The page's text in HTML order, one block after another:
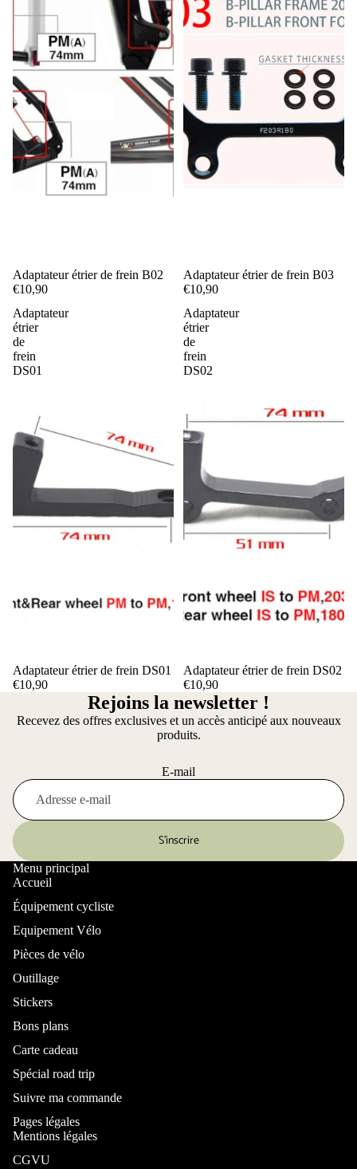
Adaptateur étrier de frein B02
€10,90
Adaptateur étrier de frein B03
€10,90
Adaptateur
étrier
de
frein
DS01
Adaptateur étrier de frein DS01
€10,90
Adaptateur
étrier
de
frein
DS02
Adaptateur étrier de frein DS02
€10,90
Rejoins la newsletter !
Recevez des offres exclusives et un accès anticipé aux nouveaux
produits.
E-mail
S’inscrire
Menu principal
Accueil
Équipement cycliste
Equipement Vélo
Pièces de vélo
Outillage
Stickers
Bons plans
Carte cadeau
Spécial road trip
Suivre ma commande
Pages légales
Mentions légales
CGVU